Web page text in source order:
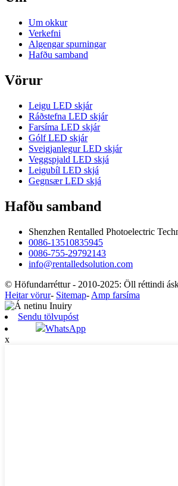
Um okkur
Verkefni
Algengar spurningar
Hafðu samband
Vörur
Leigu LED skjár
Ráðstefna LED skjár
Farsíma LED skjár
Gólf LED skjár
Sveigjanlegur LED skjár
Veggspjald LED skjá
Leigubíl LED skjá
Gegnsær LED skjá
Hafðu samband
Shenzhen Rentalled Photoelectric
0086-13510835945
0086-755-29792143
info@rentalledsolution.com
© Höfundarréttur - 2010-2025: Öll réttindi
Heitar vörur- Sitemap- Amp farsíma
Sendu tölvupóst
WhatsApp
x